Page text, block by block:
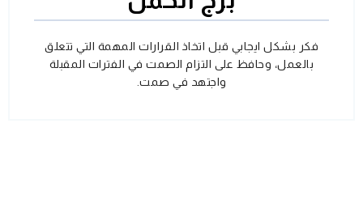
فكر بشكل ايجابي قبل اتخاذ القرارات المهمة التي تتعلق
بالعمل، وحافظ على التزام الصمت في الفترات المقبلة
واجتهد في صمت.